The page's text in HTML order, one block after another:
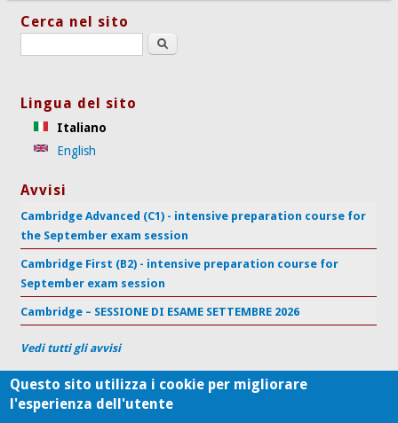
Cerca nel sito
Search this site
Lingua del sito
Italiano
English
Avvisi
Cambridge Advanced (C1) - intensive preparation course for
the September exam session
Cambridge First (B2) - intensive preparation course for
September exam session
Cambridge – SESSIONE DI ESAME SETTEMBRE 2026
Vedi tutti gli avvisi
Centro di Supporto per l'Apprendimento delle Lingue
Questo sito utilizza i cookie per migliorare
l'esperienza dell'utente